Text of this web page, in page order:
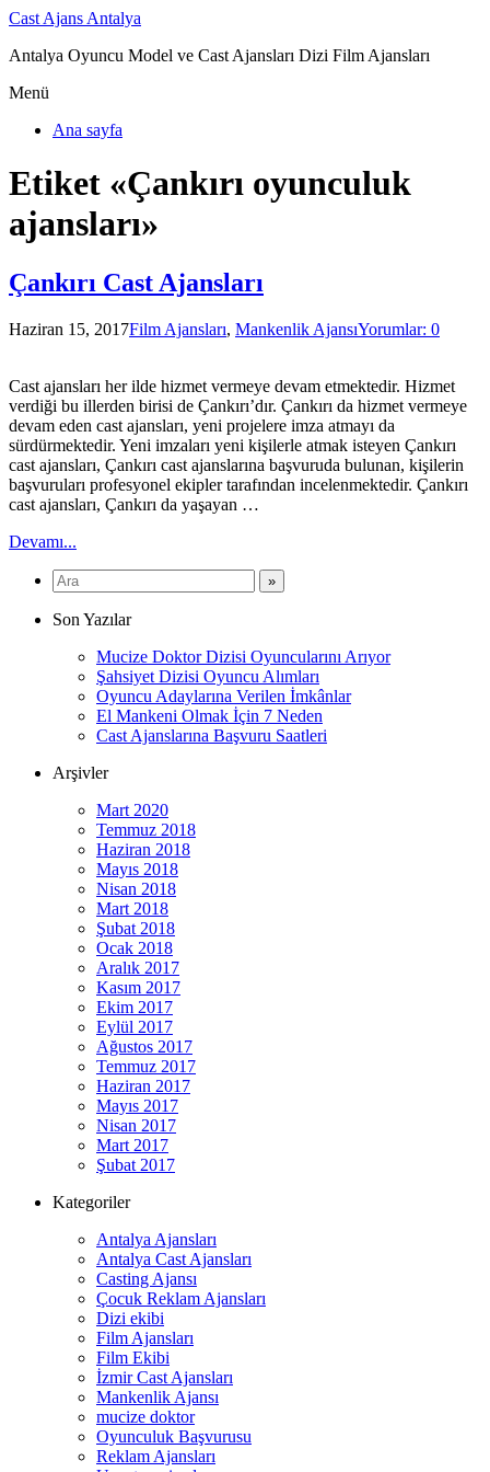
Cast Ajans Antalya
Antalya Oyuncu Model ve Cast Ajansları Dizi Film Ajansları
Menü
Ana sayfa
Etiket «Çankırı oyunculuk
ajansları»
Çankırı Cast Ajansları
Haziran 15, 2017Film Ajansları, Mankenlik AjansıYorumlar: 0
Cast ajansları her ilde hizmet vermeye devam etmektedir. Hizmet
verdiği bu illerden birisi de Çankırı’dır. Çankırı da hizmet vermeye
devam eden cast ajansları, yeni projelere imza atmayı da
sürdürmektedir. Yeni imzaları yeni kişilerle atmak isteyen Çankırı
cast ajansları, Çankırı cast ajanslarına başvuruda bulunan, kişilerin
başvuruları profesyonel ekipler tarafından incelenmektedir. Çankırı
cast ajansları, Çankırı da yaşayan …
Devamı...
Son Yazılar
Mucize Doktor Dizisi Oyuncularını Arıyor
Şahsiyet Dizisi Oyuncu Alımları
Oyuncu Adaylarına Verilen İmkânlar
El Mankeni Olmak İçin 7 Neden
Cast Ajanslarına Başvuru Saatleri
Arşivler
Mart 2020
Temmuz 2018
Haziran 2018
Mayıs 2018
Nisan 2018
Mart 2018
Şubat 2018
Ocak 2018
Aralık 2017
Kasım 2017
Ekim 2017
Eylül 2017
Ağustos 2017
Temmuz 2017
Haziran 2017
Mayıs 2017
Nisan 2017
Mart 2017
Şubat 2017
Kategoriler
Antalya Ajansları
Antalya Cast Ajansları
Casting Ajansı
Çocuk Reklam Ajansları
Dizi ekibi
Film Ajansları
Film Ekibi
İzmir Cast Ajansları
Mankenlik Ajansı
mucize doktor
Oyunculuk Başvurusu
Reklam Ajansları